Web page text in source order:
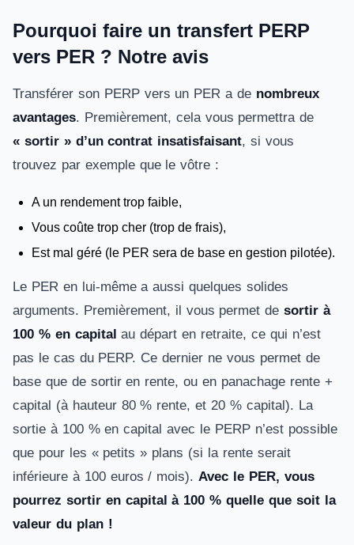
Pourquoi faire un transfert PERP
vers PER ? Notre avis
Transférer son PERP vers un PER a de nombreux
avantages. Premièrement, cela vous permettra de
« sortir » d’un contrat insatisfaisant, si vous
trouvez par exemple que le vôtre :
A un rendement trop faible,
Vous coûte trop cher (trop de frais),
Est mal géré (le PER sera de base en gestion pilotée).
Le PER en lui-même a aussi quelques solides
arguments. Premièrement, il vous permet desortir à
100 % en capital au départ en retraite, ce qui n’est
pas le cas du PERP. Ce dernier ne vous permet de
base que de sortir en rente, ou en panachage rente +
capital (à hauteur 80 % rente, et 20 % capital). La
sortie à 100 % en capital avec le PERP n’est possible
que pour les « petits » plans (si la rente serait
inférieure à 100 euros / mois).Avec le PER, vous
pourrez sortir en capital à 100 % quelle que soit la
valeur du plan !